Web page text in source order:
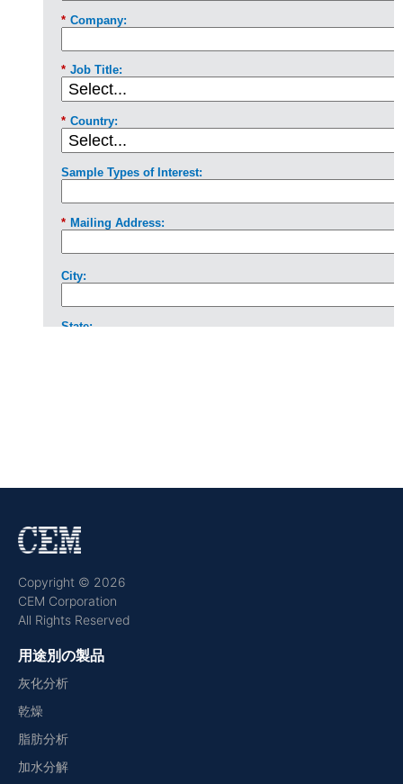
Copyright © 2026
CEM Corporation
All Rights Reserved
用途別の製品
灰化分析
乾燥
脂肪分析
加水分解